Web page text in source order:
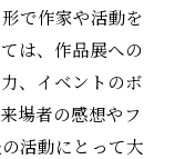
で作家や活動を
は、作品展への
、イベントのボ
場者の感想やフ
活動にとって大